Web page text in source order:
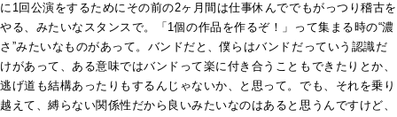
に1回公演をするためにその前の2ヶ月間は仕事休んででもがっつり稽古を
やる、みたいなスタンスで。「1個の作品を作るぞ！」って集まる時の“濃
さ”みたいなものがあって。バンドだと、僕らはバンドだっていう認識だ
けがあって、ある意味ではバンドって楽に付き合うこともできたりとか、
逃げ道も結構あったりもするんじゃないか、と思って。でも、それを乗り
越えて、縛らない関係性だから良いみたいなのはあると思うんですけど、